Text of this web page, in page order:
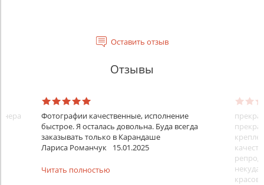
Оставить отзыв
Отзывы
Фотографии качественные, исполнение
быстрое. Я осталась довольна. Буда всегда
заказывать только в Карандаше
Лариса Романчук
15.01.2025
Читать полностью